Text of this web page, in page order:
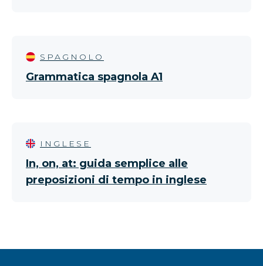
SPAGNOLO
Grammatica spagnola A1
INGLESE
In, on, at: guida semplice alle
preposizioni di tempo in inglese